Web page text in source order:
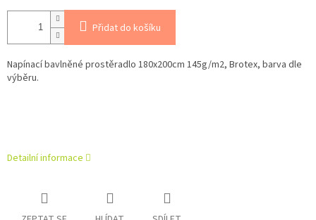
Přidat do košíku
Napínací bavlněné prostěradlo 180x200cm 145g/m2, Brotex, barva dle
výběru.
Detailní informace